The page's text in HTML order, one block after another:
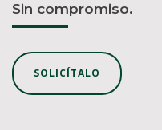
Sin compromiso.
SOLICÍTALO